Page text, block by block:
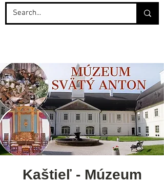
Kaštieľ - Múzeum